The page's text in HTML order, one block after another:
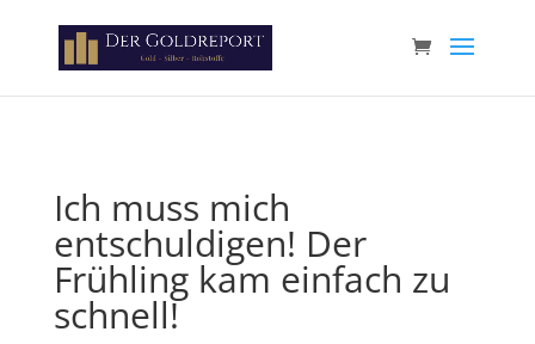
Ich muss mich
entschuldigen! Der
Frühling kam einfach zu
schnell!